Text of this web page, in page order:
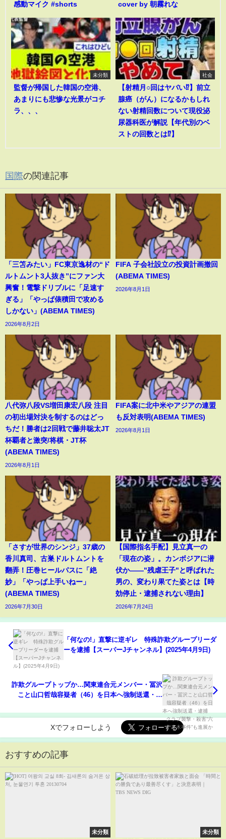
感動マイク #shorts
cover by 朝霧れな
未分類
監督が帰国した韓国の空港、
あまりにも悲惨な光景がコチ
ラ、、、
社会
【射精月○回はヤバい⁉︎】前立
腺癌（がん）になるかもしれ
ない射精回数について現役泌
尿器科医が解説【年代別のベ
ストの回数とは⁉︎】
国際の関連記事
「三笘みたい」FC東京逸材の“ド
ルトムント3人抜き”にファン大
興奮！電撃ドリブルに「足速す
ぎる」「やっぱ俵積田で攻める
しかない」(ABEMA TIMES)
2026年8月2日
FIFA 子会社設立の投資計画撤回
(ABEMA TIMES)
2026年8月1日
八代弥八段VS増田康宏八段 注目
の初出場対決を制するのはどっ
ちだ！勝者は2回戦で藤井聡太JT
杯覇者と激突/将棋・JT杯
(ABEMA TIMES)
2026年8月1日
FIFA案に北中米やアジアの連盟
も反対表明(ABEMA TIMES)
2026年8月1日
「さすが世界のシンジ」37歳の
香川真司、古巣ドルトムントを
翻弄！圧巻ヒールパスに「絶
妙」「やっぱ上手いねー」
(ABEMA TIMES)
2026年7月30日
【国際指名手配】見立真一の
「現在の姿」。カンボジアに潜
伏か――"残虐王子"と呼ばれた
男の、変わり果てた姿とは【時
効停止・逮捕されない理由】
2026年7月24日
「何なの!」直撃に逆ギレ 特殊詐欺グループリーダ
ーを逮捕【スーパーJチャンネル】(2025年4月9日)
詐欺グループトップか…関東連合元メンバー・冨沢
こと山口哲哉容疑者（46）を日本へ強制送還・逮
Xでフォローしよう
おすすめの記事
未分類 未分類